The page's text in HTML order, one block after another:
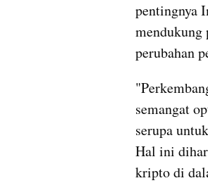
pentingnya
mendukung
perubahan
semangat
serupa
Hal ini
kripto di